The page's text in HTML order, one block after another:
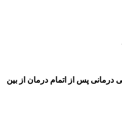
پس از اتمام درمان از بین